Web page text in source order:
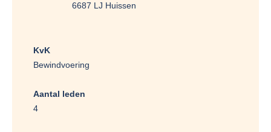
6687 LJ Huissen
KvK
Bewindvoering
Aantal leden
4